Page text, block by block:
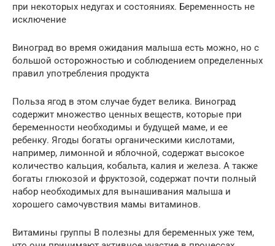
при некоторых недугах и состояниях. Беременность не
исключение
Виноград во время ожидания малыша есть можно, но с
большой осторожностью и соблюдением определенных
правил употребления продукта
Польза ягод в этом случае будет велика. Виноград
содержит множество ценных веществ, которые при
беременности необходимы и будущей маме, и ее
ребенку. Ягоды богаты органическими кислотами,
например, лимонной и яблочной, содержат высокое
количество кальция, кобальта, калия и железа. А также
богаты глюкозой и фруктозой, содержат почти полный
набор необходимых для вынашивания малыша и
хорошего самочувствия мамы витаминов.
Витамины группы В полезны для беременных уже тем,